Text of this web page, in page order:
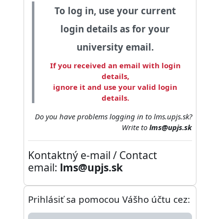
To log in, use your current
login details as for your
university email.
If you received an email with login
details,
ignore it and use your valid login
details.
Do you have problems logging in to lms.upjs.sk?
Write to lms@upjs.sk
Kontaktný e-mail / Contact
email: lms@upjs.sk
Prihlásiť sa pomocou Vášho účtu cez: